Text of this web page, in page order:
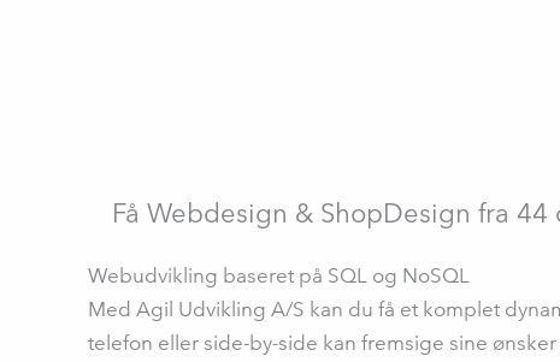
Få Webdesign & ShopDesign fra
Webudvikling baseret på SQL og NoSQL
Med Agil Udvikling A/S kan du få et komplet
telefon eller side-by-side kan fremsige sine